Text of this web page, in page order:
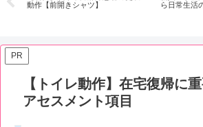
充満時間（CRT）爪床圧迫テスト
リ）で起こ
PR
【トイレ動作】在宅復帰に
アセスメント項目